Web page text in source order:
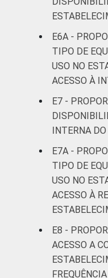
3"Não está
profissionais
declararam
disponível ou
pergunta
Fonte:
E6A -
TIPO DE
USO NO
ACESSO À
E7 -
INTERNA
E7A -
TIPO DE
USO NO
ACESSO À
E8 -
ACESSO A